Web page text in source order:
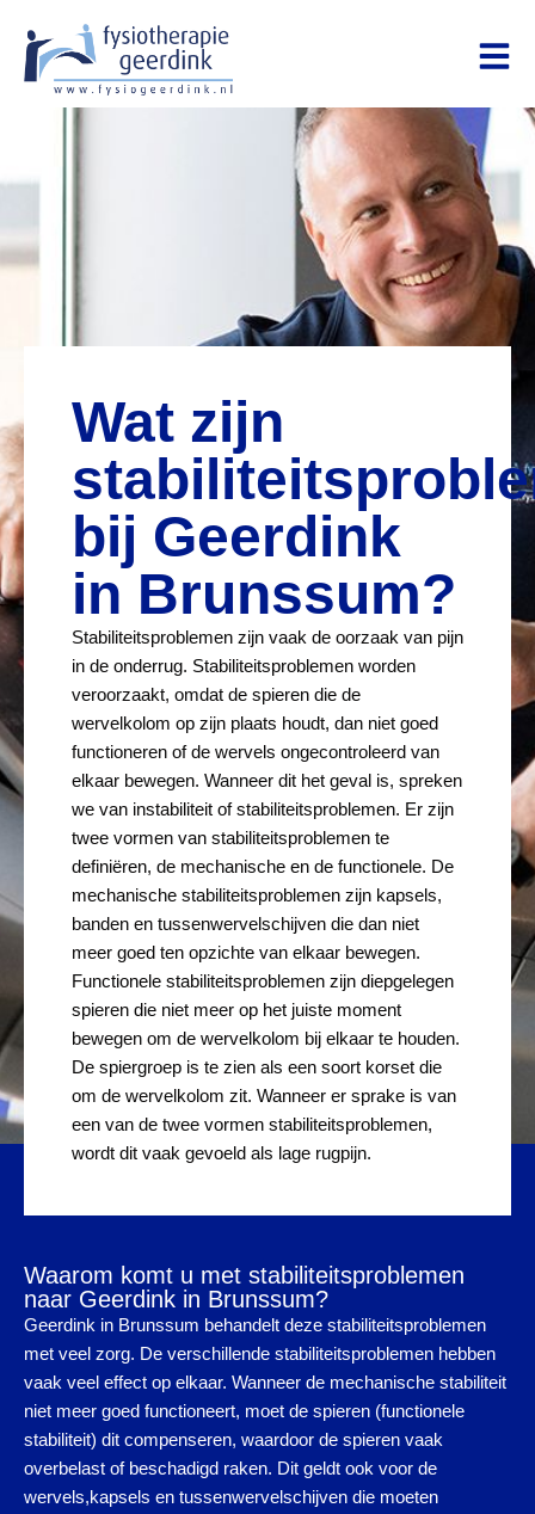
Wat zijn
bij Geerdink
in Brunssum?
Stabiliteitsproblemen zijn vaak de oorzaak van pijn
in de onderrug. Stabiliteitsproblemen worden
veroorzaakt, omdat de spieren die de
wervelkolom op zijn plaats houdt, dan niet goed
functioneren of de wervels ongecontroleerd van
elkaar bewegen. Wanneer dit het geval is, spreken
we van instabiliteit of stabiliteitsproblemen. Er zijn
twee vormen van stabiliteitsproblemen te
definiëren, de mechanische en de functionele. De
mechanische stabiliteitsproblemen zijn kapsels,
banden en tussenwervelschijven die dan niet
meer goed ten opzichte van elkaar bewegen.
Functionele stabiliteitsproblemen zijn diepgelegen
spieren die niet meer op het juiste moment
bewegen om de wervelkolom bij elkaar te houden.
De spiergroep is te zien als een soort korset die
om de wervelkolom zit. Wanneer er sprake is van
een van de twee vormen stabiliteitsproblemen,
wordt dit vaak gevoeld als lage rugpijn.
Waarom komt u met stabiliteitsproblemen
naar Geerdink in Brunssum?
Geerdink in Brunssum behandelt deze stabiliteitsproblemen
met veel zorg. De verschillende stabiliteitsproblemen hebben
vaak veel effect op elkaar. Wanneer de mechanische stabiliteit
niet meer goed functioneert, moet de spieren (functionele
stabiliteit) dit compenseren, waardoor de spieren vaak
overbelast of beschadigd raken. Dit geldt ook voor de
wervels,kapsels en tussenwervelschijven die moeten